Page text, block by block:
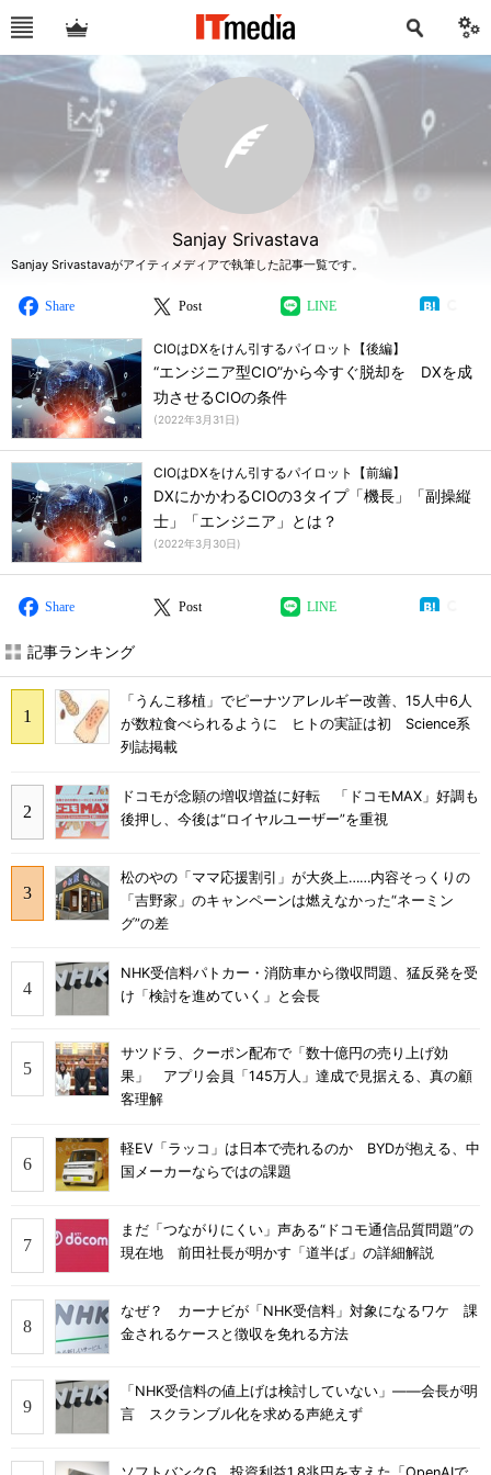
Sanjay Srivastava
Sanjay Srivastavaがアイティメディアで執筆した記事一覧です。
Share Post LINE
CIOはDXをけん引するパイロット【後編】
“エンジニア型CIO”から今すぐ脱却を DXを成
功させるCIOの条件
(2022年3月31日)
CIOはDXをけん引するパイロット【前編】
DXにかかわるCIOの3タイプ「機長」「副操縦
士」「エンジニア」とは？
(2022年3月30日)
Share Post LINE
記事ランキング
「うんこ移植」でピーナツアレルギー改善、15人中6人
が数粒食べられるように ヒトの実証は初 Science系
列誌掲載
ドコモが念願の増収増益に好転 「ドコモMAX」好調も
後押し、今後は“ロイヤルユーザー”を重視
松のやの「ママ応援割引」が大炎上……内容そっくりの
「吉野家」のキャンペーンは燃えなかった“ネーミン
グ”の差
NHK受信料パトカー・消防車から徴収問題、猛反発を受
け「検討を進めていく」と会長
サツドラ、クーポン配布で「数十億円の売り上げ効
果」 アプリ会員「145万人」達成で見据える、真の顧
客理解
軽EV「ラッコ」は日本で売れるのか BYDが抱える、中
国メーカーならではの課題
まだ「つながりにくい」声ある“ドコモ通信品質問題”の
現在地 前田社長が明かす「道半ば」の詳細解説
なぜ？ カーナビが「NHK受信料」対象になるワケ 課
金されるケースと徴収を免れる方法
「NHK受信料の値上げは検討していない」――会長が明
言 スクランブル化を求める声絶えず